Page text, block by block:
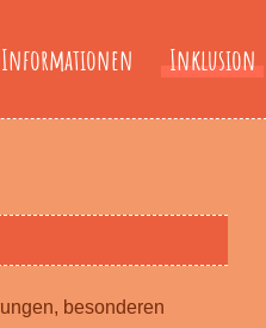
Informationen Inklusion
besonderen